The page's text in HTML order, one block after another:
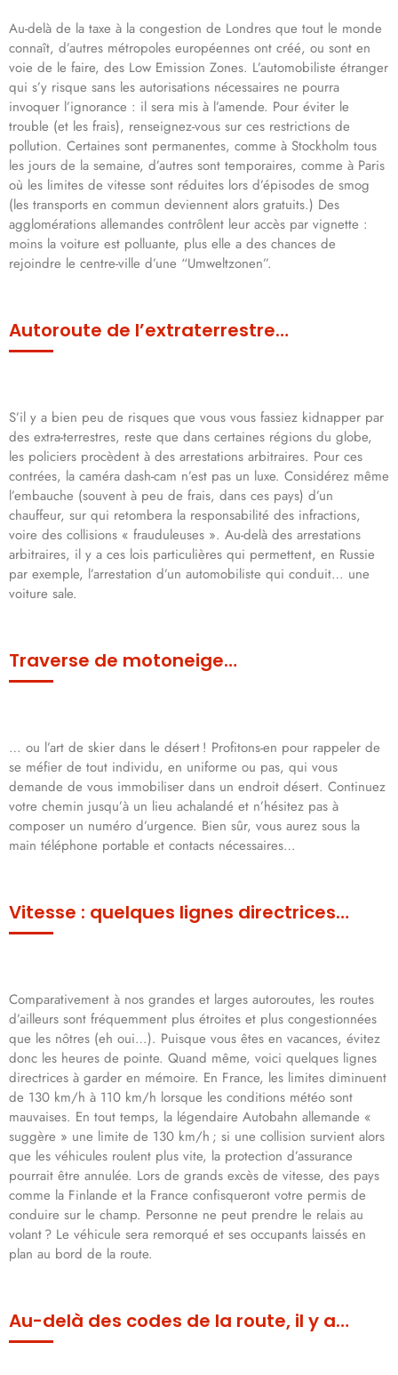
Au-delà de la taxe à la congestion de Londres que tout le monde
connaît, d’autres métropoles européennes ont créé, ou sont en
voie de le faire, des Low Emission Zones. L’automobiliste étranger
qui s’y risque sans les autorisations nécessaires ne pourra
invoquer l’ignorance : il sera mis à l’amende. Pour éviter le
trouble (et les frais), renseignez-vous sur ces restrictions de
pollution. Certaines sont permanentes, comme à Stockholm tous
les jours de la semaine, d’autres sont temporaires, comme à Paris
où les limites de vitesse sont réduites lors d’épisodes de smog
(les transports en commun deviennent alors gratuits.) Des
agglomérations allemandes contrôlent leur accès par vignette :
moins la voiture est polluante, plus elle a des chances de
rejoindre le centre-ville d’une “Umweltzonen”.
Autoroute de l’extraterrestre…
S’il y a bien peu de risques que vous vous fassiez kidnapper par
des extra-terrestres, reste que dans certaines régions du globe,
les policiers procèdent à des arrestations arbitraires. Pour ces
contrées, la caméra dash-cam n’est pas un luxe. Considérez même
l’embauche (souvent à peu de frais, dans ces pays) d’un
chauffeur, sur qui retombera la responsabilité des infractions,
voire des collisions « frauduleuses ». Au-delà des arrestations
arbitraires, il y a ces lois particulières qui permettent, en Russie
par exemple, l’arrestation d’un automobiliste qui conduit… une
voiture sale.
Traverse de motoneige…
… ou l’art de skier dans le désert ! Profitons-en pour rappeler de
se méfier de tout individu, en uniforme ou pas, qui vous
demande de vous immobiliser dans un endroit désert. Continuez
votre chemin jusqu’à un lieu achalandé et n’hésitez pas à
composer un numéro d’urgence. Bien sûr, vous aurez sous la
main téléphone portable et contacts nécessaires…
Vitesse : quelques lignes directrices…
Comparativement à nos grandes et larges autoroutes, les routes
d’ailleurs sont fréquemment plus étroites et plus congestionnées
que les nôtres (eh oui…). Puisque vous êtes en vacances, évitez
donc les heures de pointe. Quand même, voici quelques lignes
directrices à garder en mémoire. En France, les limites diminuent
de 130 km/h à 110 km/h lorsque les conditions météo sont
mauvaises. En tout temps, la légendaire Autobahn allemande «
suggère » une limite de 130 km/h ; si une collision survient alors
que les véhicules roulent plus vite, la protection d’assurance
pourrait être annulée. Lors de grands excès de vitesse, des pays
comme la Finlande et la France confisqueront votre permis de
conduire sur le champ. Personne ne peut prendre le relais au
volant ? Le véhicule sera remorqué et ses occupants laissés en
plan au bord de la route.
Au-delà des codes de la route, il y a…